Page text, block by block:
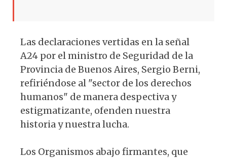
Las declaraciones vertidas en la señal
A24 por el ministro de Seguridad de la
Provincia de Buenos Aires, Sergio Berni,
refiriéndose al "sector de los derechos
humanos" de manera despectiva y
estigmatizante, ofenden nuestra
historia y nuestra lucha.
Los Organismos abajo firmantes, que